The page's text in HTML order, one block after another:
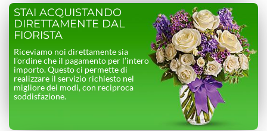
STAI ACQUISTANDO
DIRETTAMENTE DAL
FIORISTA
Riceviamo noi direttamente sia
l’ordine che il pagamento per l’intero
importo. Questo ci permette di
realizzare il servizio richiesto nel
migliore dei modi, con reciproca
soddisfazione.